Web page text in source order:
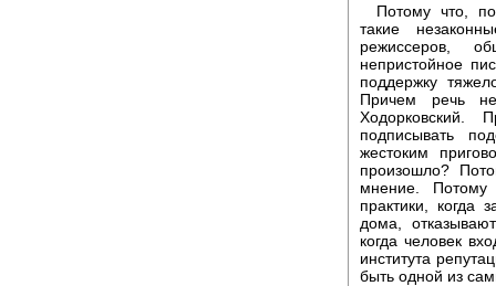
Потому что,
такие
режиссеров,
непристойное
поддержку
Причем речь
Ходорковский.
подписывать
жестоким
произошло?
мнение. Потому
практики, когда
дома,
когда человек
института
быть одной из